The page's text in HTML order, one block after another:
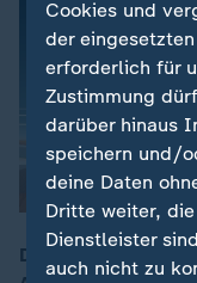
Das Ryanair-
Cookies und
der
erforderlich für
Zustimmung
darüber hinaus
speichern und/
deine Daten
Dritte weiter,
Dienstleister
auch nicht zu